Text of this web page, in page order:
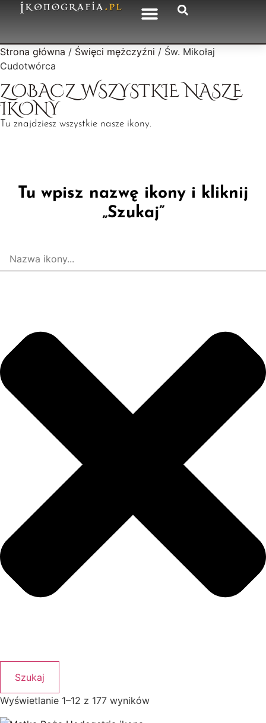
Strona główna / Święci mężczyźni / Św. Mikołaj
Cudotwórca
ZOBACZ WSZYSTKIE NASZE
IKONY
Tu znajdziesz wszystkie nasze ikony.
Tu wpisz nazwę ikony i kliknij
„Szukaj”
Szukaj
Wyświetlanie 1–12 z 177 wyników